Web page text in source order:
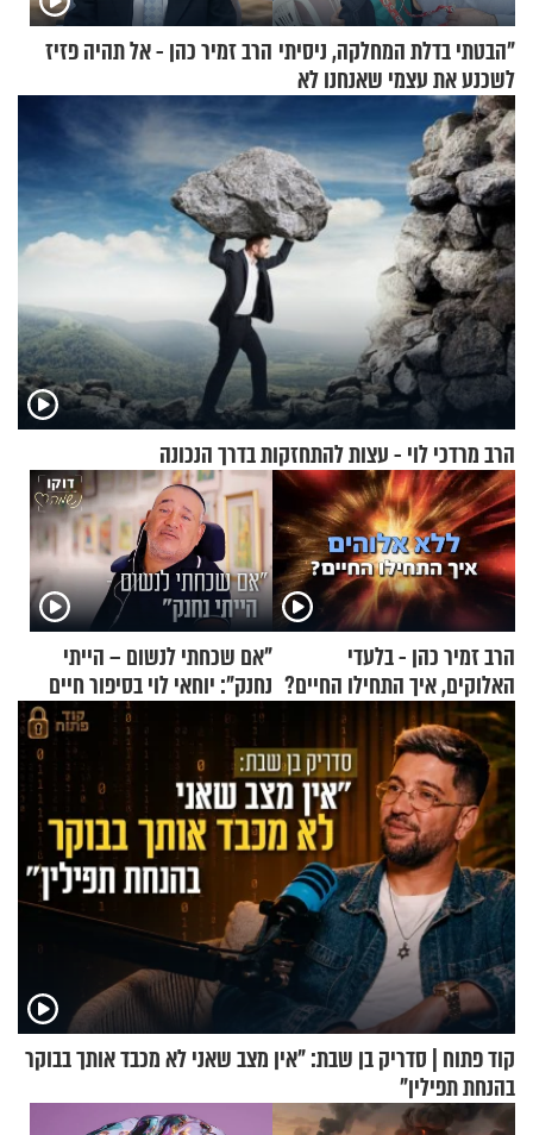
"הבטתי בדלת המחלקה, ניסיתי
לשכנע את עצמי שאנחנו לא
שייכים לשם"
הרב זמיר כהן - אל תהיה פזיז
הרב מרדכי לוי - עצות להתחזקות בדרך הנכונה
הרב זמיר כהן - בלעדי
האלוקים, איך התחילו החיים?
"אם שכחתי לנשום – הייתי
נחנק": יוחאי לוי בסיפור חיים
מעורר השראה
קוד פתוח | סדריק בן שבת: "אין מצב שאני לא מכבד אותך בבוקר
בהנחת תפילין"